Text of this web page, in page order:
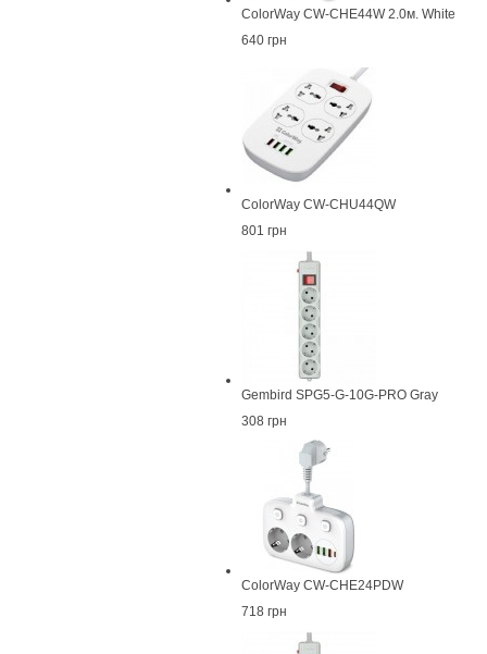
СolorWay CW-CHE44W 2.0м. White
640 грн
ColorWay CW-CHU44QW
801 грн
Gembird SPG5-G-10G-PRO Gray
308 грн
ColorWay CW-CHE24PDW
718 грн